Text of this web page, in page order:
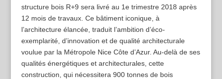
structure bois R+9 sera livré au 1e trimestre 2018 après
12 mois de travaux. Ce bâtiment iconique, à
l’architecture élancée, traduit l’ambition d’éco-
exemplarité, d’innovation et de qualité architecturale
voulue par la Métropole Nice Côte d’Azur. Au-delà de ses
qualités énergétiques et architecturales, cette
construction, qui nécessitera 900 tonnes de bois